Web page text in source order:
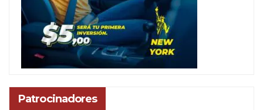
Patrocinadores